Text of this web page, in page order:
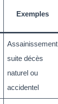
Exemples
Assainissement
suite décès
naturel ou
accidentel